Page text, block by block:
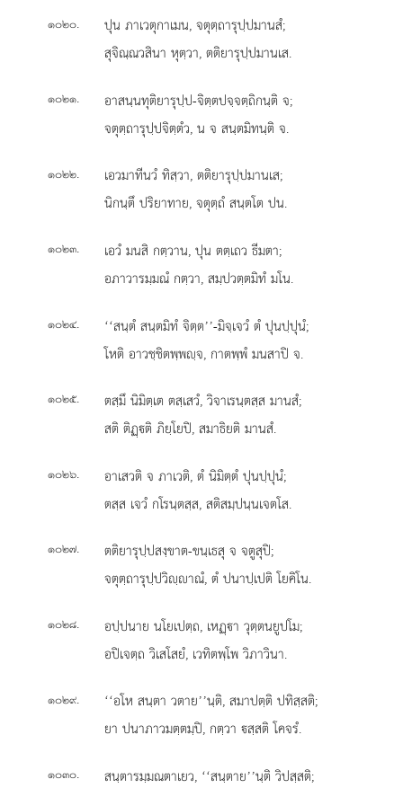
๑๐๒๐.
ปุน ภาเวตุกาเมน, จตุตฺถารุปฺปมานสํ;
สุจิณฺณวสินา หุตฺวา, ตติยารุปฺปมานเส.
๑๐๒๑.
อาสนฺนทุติยารุปฺป-จิตฺตปจฺจตฺถิกนฺติ จ;
จตุตฺถารุปฺปจิตฺตํว, น จ สนฺตมิทนฺติ จ.
๑๐๒๒. เอวมาทีนวํ ทิสฺวา, ตติยารุปฺปมานเส;
นิกนฺตึ ปริยาทาย, จตุตฺถํ สนฺตโต ปน.
๑๐๒๓.
เอวํ มนสิ กตฺวาน, ปุน ตตฺเถว ธีมตา;
อภาวารมฺมณํ กตฺวา, สมฺปวตฺตมิทํ มโน.
๑๐๒๔.
‘‘สนฺตํ สนฺตมิทํ จิตฺต’’-มิจฺเจวํ ตํ ปุนปฺปุนํ;
โหติ อาวชฺชิตพฺพฺจ, กาตพฺพํ มนสาปิ จ.
๑๐๒๕.
ตสฺมึ นิมิตฺเต ตสฺเสวํ, วิจาเรนฺตสฺส มานสํ;
สติ ติฏฺติ ภิยฺโยปิ, สมาธิยติ มานสํ.
๑๐๒๖.
อาเสวติ จ ภาเวติ, ตํ นิมิตฺตํ ปุนปฺปุนํ;
ตสฺส เจวํ กโรนฺตสฺส, สติสมฺปนฺนเจตโส.
๑๐๒๗.
ตติยารุปฺปสงฺขาต-ขนฺเธสุ จ จตูสุปิ;
จตุตฺถารุปฺปวิฺาณํ, ตํ ปนาปฺเปติ โยคิโน.
๑๐๒๘. อปฺปนาย นโยเปตฺถ, เหฏฺา วุตฺตนยูปโม;
อปิเจตฺถ วิเสโสยํ, เวทิตพฺโพ วิภาวินา.
๑๐๒๙.
‘‘อโห สนฺตา วตาย’’นฺติ, สมาปตฺติ ปทิสฺสติ;
ยา ปนาภาวมตฺตมฺปิ, กตฺวา สฺสติ โคจรํ.
๑๐๓๐.
สนฺตารมฺมณตาเยว, ‘‘สนฺตาย’’นฺติ วิปสฺสติ;